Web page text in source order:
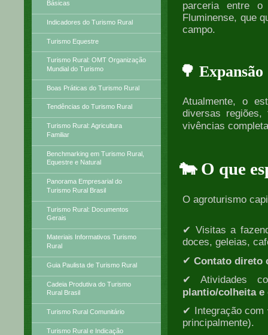
Básicas
Indicadores do Turismo Rural
Turismo Equestre
Turismo Rural: OMT Organização
Mundial do Turismo
Boas Práticas do Turismo Rural
Tendências do Turismo Rural
Turismo Rural: Agricultura
Familiar
Benchmarking em Turismo Rural,
Equestre e Natural
Panorama Empresarial do
Turismo Rural Brasil
Turismo Rural: Documentos
Gerais
Materiais Informativos Turismo
Rural
Guia Paulista de Turismo Rural
Cadeia Produtiva do Turismo
Rural Brasil
Turismo Rural Comunitário
Turismo Rural e Indicação
parceria entre o
Fluminense, que
campo.
🌳
Atualmente, o
diversas
vivências
🐄 O que
O agroturismo
✔ Visitas a
doces, geleias,
✔ Contato direto
✔ Atividades
plantio/colheita e
✔ Integração com
principalmente).